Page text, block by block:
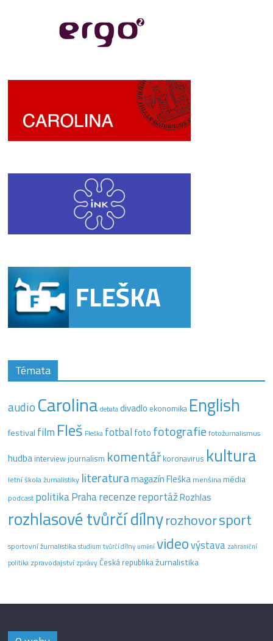
Témata
audio Carolina debata divadlo ekonomika English
festival film Fleš Fleška fotbal foto fotografie fotožurnalismus
hudba interview journalism komentář koronavirus kultura
letní škola žurnalistiky literaturamagazín Fleška menšinamédia
podcast politikaPraharecenzereportážRozhlas
rozhlasové tvůrčí dílnyrozhovorsport
sportovní žurnalistika studium tvůrčí dílny uměnívideovýstava zahraniční
politika zpravodajstvízprávyČeská republikažurnalistika